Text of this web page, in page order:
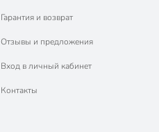
Гарантия и возврат
Отзывы и предложения
Вход в личный кабинет
Контакты